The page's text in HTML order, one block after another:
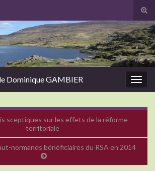
for:
Dominique GAMBIER
sceptiques sur les effets de la réforme
territoriale
normands bénéficiaires du RSA en 2014